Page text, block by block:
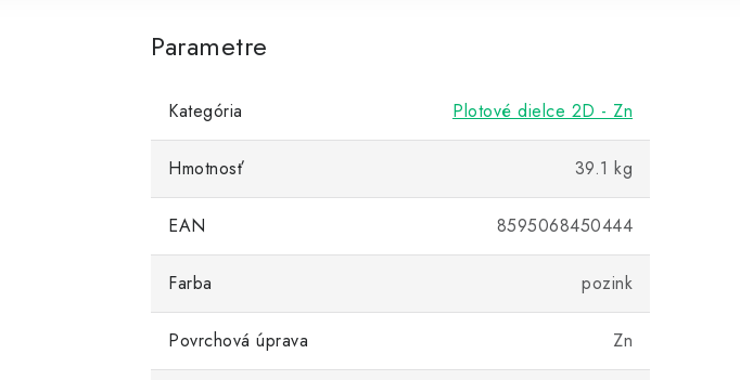
Parametre
Kategória Plotové dielce 2D - Zn
Hmotnosť 39.1 kg
EAN 8595068450444
Farba pozink
Povrchová úprava Zn